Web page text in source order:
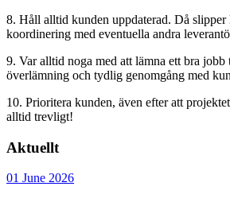
8. Håll alltid kunden uppdaterad. Då slipper
koordinering med eventuella andra
9. Var alltid noga med att lämna ett bra
överlämning och tydlig genomgång med
10. Prioritera kunden, även efter att
alltid trevligt!
Aktuellt
01 June 2026